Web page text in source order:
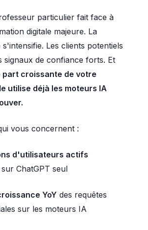
particulier fait face à
digitale majeure. La
Les clients potentiels
signaux de confiance forts. Et
part croissante de votre
utilise déjà les moteurs IA
vous concernent :
d'utilisateurs actifs
ChatGPT seul
YoY des requêtes
sur les moteurs IA